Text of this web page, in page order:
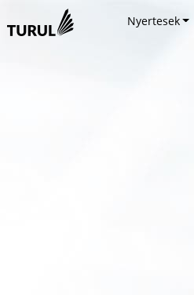
Nyertesek